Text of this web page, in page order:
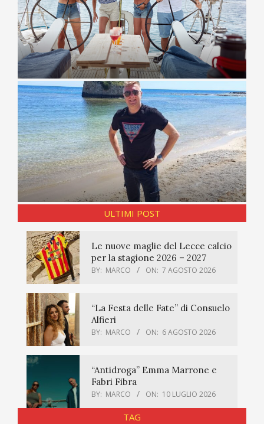
ULTIMI POST
Le nuove maglie del Lecce calcio
per la stagione 2026 – 2027
BY: MARCO ON: 7 AGOSTO 2026
“La Festa delle Fate” di Consuelo
Alfieri
BY: MARCO ON: 6 AGOSTO 2026
“Antidroga” Emma Marrone e
Fabri Fibra
BY: MARCO ON: 10 LUGLIO 2026
TAG